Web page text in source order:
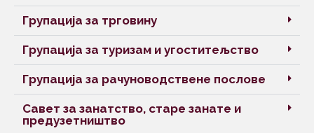
Групација за трговину
Групација за туризам и угоститељство
Групација за рачуноводствене послове
Савет за занатство, старе занате и
предузетништво